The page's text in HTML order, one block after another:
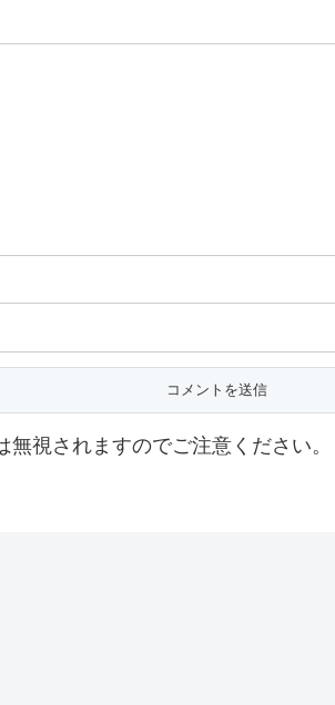
無視されますのでご注意ください。